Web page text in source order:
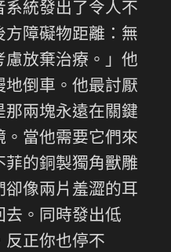
系統發出了令人不
方障礙物距離：無
慮放棄治療。」他
地倒車。他最討厭
那兩塊永遠在關鍵
。當他需要它們來
菲的銅製獨角獸雕
卻像兩片羞澀的耳
去。同時發出低
反正你也停不